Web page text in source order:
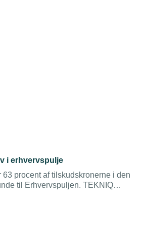
en udskydelse af disse fag være en
i erhvervspulje
63 procent af tilskudskronerne i den
til Erhvervspuljen. TEKNIQ